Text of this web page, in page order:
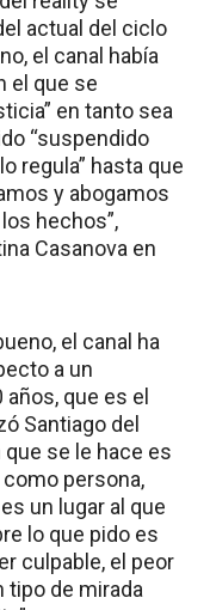
actual del ciclo
el canal había
el que se
en tanto sea
“suspendido
regula” hasta que
y abogamos
hechos”,
Casanova en
el canal ha
a un
que es el
Santiago del
se le hace es
persona,
un lugar al que
lo que pido es
culpable, el peor
tipo de mirada